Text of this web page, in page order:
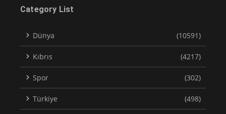
Category List
Dünya (10591)
Kıbrıs (4217)
Spor (302)
Türkiye (498)